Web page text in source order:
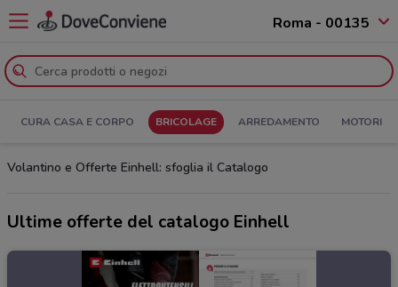
Roma - 00135
CURA CASA E CORPO BRICOLAGE ARREDAMENTO MOTORI
Volantino e Offerte Einhell: sfoglia il Catalogo
Ultime offerte del catalogo Einhell